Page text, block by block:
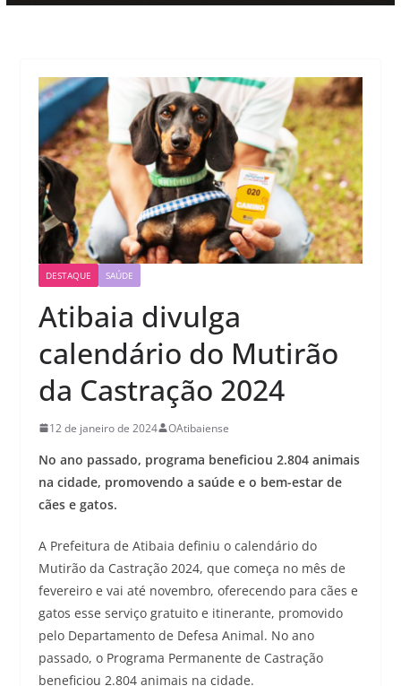
DESTAQUE SAÚDE
Atibaia divulga
calendário do Mutirão
da Castração 2024
12 de janeiro de 2024 OAtibaiense
No ano passado, programa beneficiou 2.804 animais
na cidade, promovendo a saúde e o bem-estar de
cães e gatos.
A Prefeitura de Atibaia definiu o calendário do
Mutirão da Castração 2024, que começa no mês de
fevereiro e vai até novembro, oferecendo para cães e
gatos esse serviço gratuito e itinerante, promovido
pelo Departamento de Defesa Animal. No ano
passado, o Programa Permanente de Castração
beneficiou 2.804 animais na cidade.